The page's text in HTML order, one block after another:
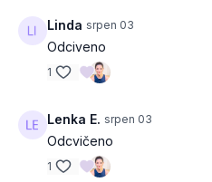
Linda srpen 03
Odciveno
1
Lenka E. srpen 03
Odcvičeno
1